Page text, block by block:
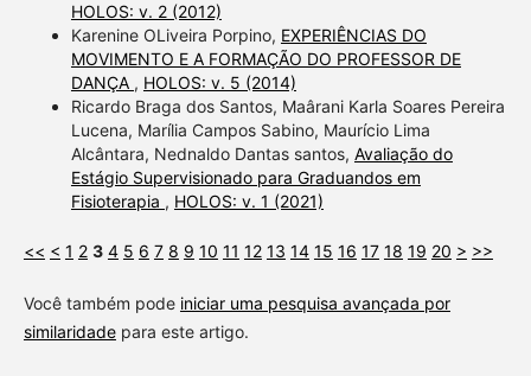
HOLOS: v. 2 (2012)
Karenine OLiveira Porpino, EXPERIÊNCIAS DO
MOVIMENTO E A FORMAÇÃO DO PROFESSOR DE
DANÇA , HOLOS: v. 5 (2014)
Ricardo Braga dos Santos, Maârani Karla Soares Pereira
Lucena, Marília Campos Sabino, Maurício Lima
Alcântara, Nednaldo Dantas santos, Avaliação do
Estágio Supervisionado para Graduandos em
Fisioterapia , HOLOS: v. 1 (2021)
<< < 1 2 3 4 5 6 7 8 9 10 11 12 13 14 15 16 17 18 19 20 > >>
Você também pode iniciar uma pesquisa avançada por
similaridadepara este artigo.